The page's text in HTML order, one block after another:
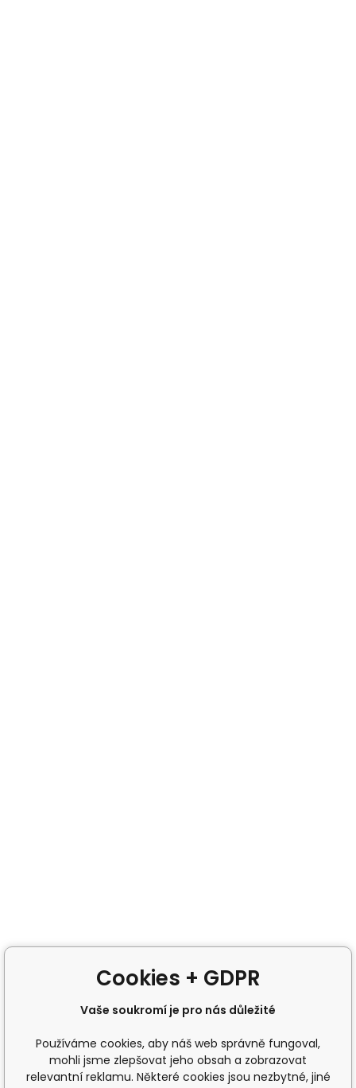
Cookies + GDPR
Vaše soukromí je pro nás důležité
Používáme cookies, aby náš web správně fungoval,
mohli jsme zlepšovat jeho obsah a zobrazovat
relevantní reklamu. Některé cookies jsou nezbytné, jiné